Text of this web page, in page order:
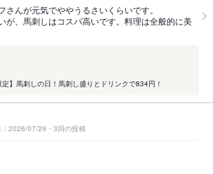
さんが元気でややうるさいくらいです。
が、馬刺しはコスパ高いです。料理は全般的に美
】馬刺しの日！馬刺し盛りとドリンクで834円！
2026/07/29・3回の投稿